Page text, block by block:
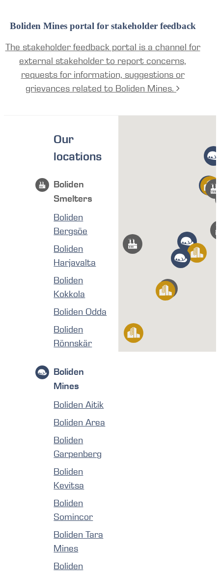
Boliden Mines portal for stakeholder feedback
The stakeholder feedback portal is a channel for
external stakeholder to report concerns,
requests for information, suggestions or
grievances related to Boliden Mines.
Our
locations
Boliden
Smelters
Boliden
Bergsöe
Boliden
Harjavalta
Boliden
Kokkola
Boliden Odda
Boliden
Rönnskär
Boliden
Mines
Boliden Aitik
Boliden Area
Boliden
Garpenberg
Boliden
Kevitsa
Boliden
Somincor
Boliden Tara
Mines
Boliden